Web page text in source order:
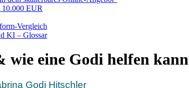
EUR
Vergleich
KI – Glossar
wie eine Godi helfen kann
Godi Hitschler